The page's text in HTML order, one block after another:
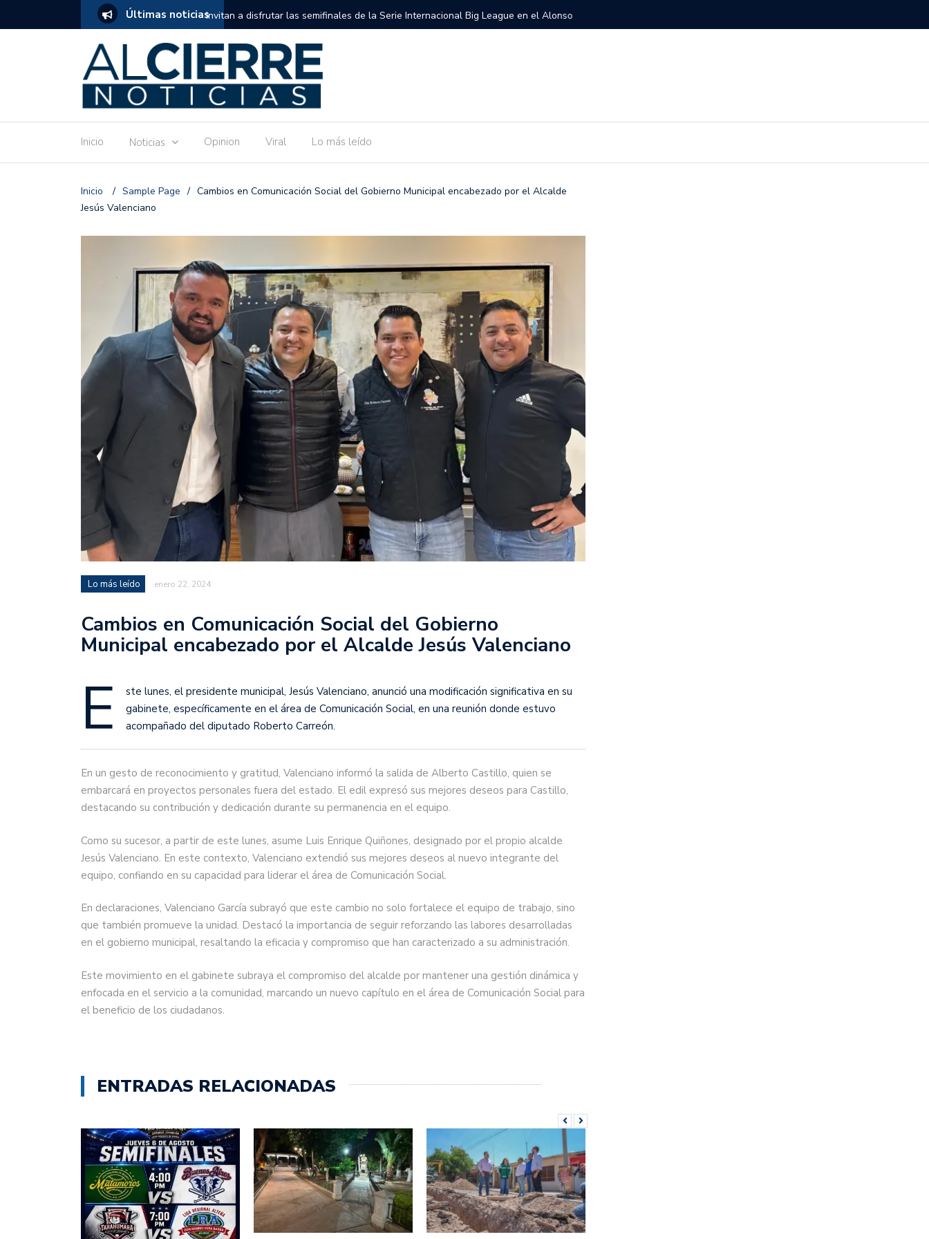
Últimas noticias
de estimulación temprana para mamás
Invitan a disfrutar las semifinales de la Serie Internacional Big League en el Alonso
Ronquillo este jueves.
de Camargo para el control de insectos.
Inicio Noticias Opinion Viral Lo más leído
Inicio / Sample Page / Cambios en Comunicación Social del Gobierno Municipal encabezado por el Alcalde
Jesús Valenciano
Lo más leído enero 22, 2024
Cambios en Comunicación Social del Gobierno
Municipal encabezado por el Alcalde Jesús Valenciano
E
ste lunes, el presidente municipal, Jesús Valenciano, anunció una modificación significativa en su
gabinete, específicamente en el área de Comunicación Social, en una reunión donde estuvo
acompañado del diputado Roberto Carreón.
En un gesto de reconocimiento y gratitud, Valenciano informó la salida de Alberto Castillo, quien se
embarcará en proyectos personales fuera del estado. El edil expresó sus mejores deseos para Castillo,
destacando su contribución y dedicación durante su permanencia en el equipo.
Como su sucesor, a partir de este lunes, asume Luis Enrique Quiñones, designado por el propio alcalde
Jesús Valenciano. En este contexto, Valenciano extendió sus mejores deseos al nuevo integrante del
equipo, confiando en su capacidad para liderar el área de Comunicación Social.
En declaraciones, Valenciano García subrayó que este cambio no solo fortalece el equipo de trabajo, sino
que también promueve la unidad. Destacó la importancia de seguir reforzando las labores desarrolladas
en el gobierno municipal, resaltando la eficacia y compromiso que han caracterizado a su administración.
Este movimiento en el gabinete subraya el compromiso del alcalde por mantener una gestión dinámica y
enfocada en el servicio a la comunidad, marcando un nuevo capítulo en el área de Comunicación Social para
el beneficio de los ciudadanos.
ENTRADAS RELACIONADAS